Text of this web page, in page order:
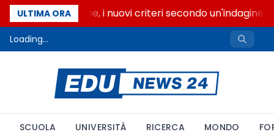
ULTIMA ORA
Gite scolastiche, i nuovi criteri secondo un'indagine
Loading...
SCUOLA UNIVERSITÀ RICERCA MONDO